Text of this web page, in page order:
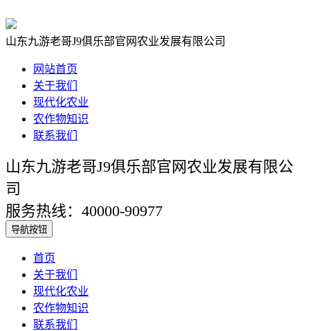
山东九游老哥J9俱乐部官网农业发展有限公司
网站首页
关于我们
现代化农业
农作物知识
联系我们
山东九游老哥J9俱乐部官网农业发展有限公
司
服务热线：40000-90977
导航按钮
首页
关于我们
现代化农业
农作物知识
联系我们